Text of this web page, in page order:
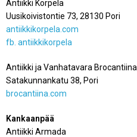
Antiikki Korpela
Uusikoivistontie 73, 28130 Pori
antiikkikorpela.com
fb. antiikkikorpela
Antiikki ja Vanhatavara Brocantiina
Satakunnankatu 38, Pori
brocantiina.com
Kankaanpää
Antiikki Armada